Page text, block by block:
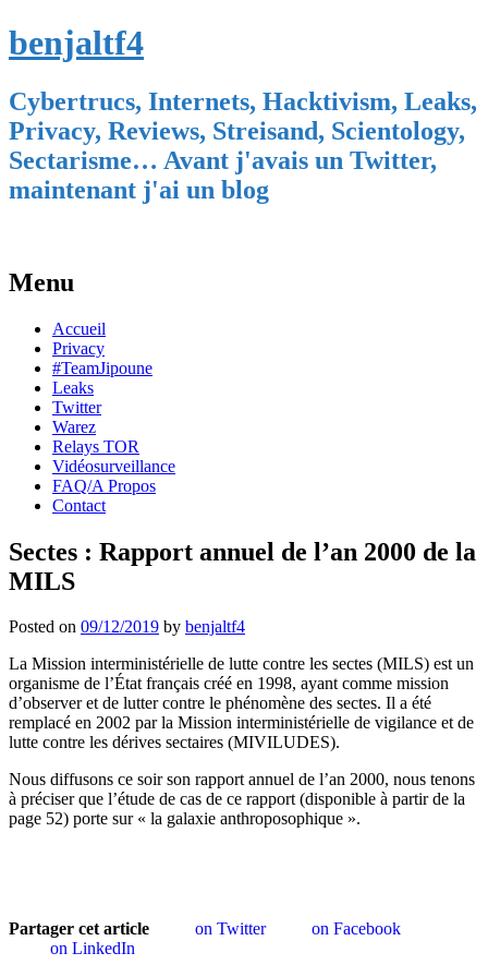
benjaltf4
Cybertrucs, Internets, Hacktivism, Leaks,
Privacy, Reviews, Streisand, Scientology,
Sectarisme… Avant j'avais un Twitter,
maintenant j'ai un blog
Menu
Skip
content
Accueil
Privacy
#TeamJipoune
Leaks
Twitter
Warez
Relays TOR
Vidéosurveillance
FAQ/A Propos
Contact
Sectes : Rapport annuel de l’an 2000 de la
MILS
Posted on 09/12/2019 by benjaltf4
La Mission interministérielle de lutte contre les sectes (MILS) est un
organisme de l’État français créé en 1998, ayant comme mission
d’observer et de lutter contre le phénomène des sectes. Il a été
remplacé en 2002 par la Mission interministérielle de vigilance et de
lutte contre les dérives sectaires (MIVILUDES).
Nous diffusons ce soir son rapport annuel de l’an 2000, nous tenons
à préciser que l’étude de cas de ce rapport (disponible à partir de la
page 52) porte sur « la galaxie anthroposophique ».
Partager cet article on Twitter
on Facebook
on LinkedIn